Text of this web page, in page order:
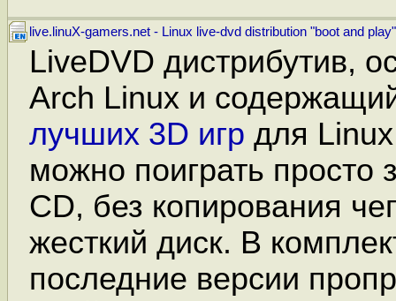
live.linuX-gamers.net - Linux live-dvd distribution "boot and play"
LiveDVD дистрибутив,
Arch Linux и
лучших 3D игр для
можно поиграть просто
CD, без копирования
жесткий диск. В
последние версии